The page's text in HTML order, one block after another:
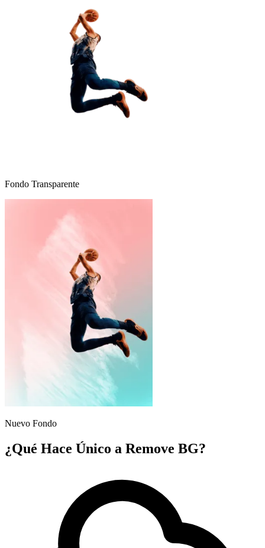
Fondo Transparente
Nuevo Fondo
¿Qué Hace Único a Remove BG?